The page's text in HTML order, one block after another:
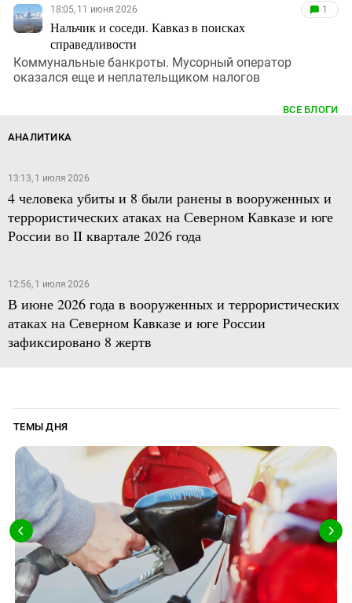
18:05, 11 июня 2026
Нальчик и соседи. Кавказ в поисках
справедливости
1
Коммунальные банкроты. Мусорный оператор
оказался еще и неплательщиком налогов
ВСЕ БЛОГИ
АНАЛИТИКА
13:13, 1 июля 2026
4 человека убиты и 8 были ранены в вооруженных и
террористических атаках на Северном Кавказе и юге
России во II квартале 2026 года
12:56, 1 июля 2026
В июне 2026 года в вооруженных и террористических
атаках на Северном Кавказе и юге России
зафиксировано 8 жертв
ТЕМЫ ДНЯ